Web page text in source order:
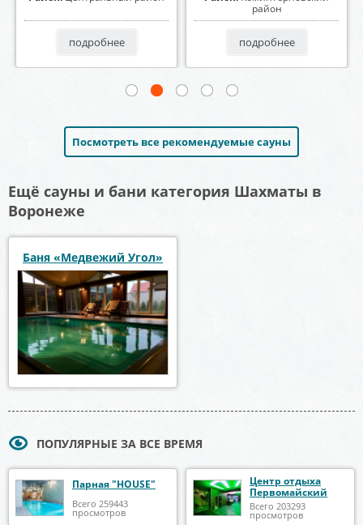
подробнее
район
подробнее
Посмотреть все рекомендуемые сауны
Ещё сауны и бани категория Шахматы в
Воронеже
Баня «Медвежий Угол»
ПОПУЛЯРНЫЕ ЗА ВСЕ ВРЕМЯ
Парная "HOUSE"
Всего 259443
просмотров
Центр отдыха
Первомайский
Всего 203293
просмотров